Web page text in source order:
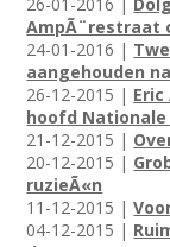
AmpÃ¨restraat
24-01-2016 |
aangehouden
26-12-2015 |
hoofd
21-12-2015 |
20-12-2015 |
ruzieÃ«n
11-12-2015 |
04-12-2015 |